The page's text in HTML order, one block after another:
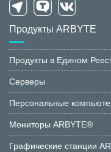
Продукты ARBYTE
Продукты в Едином
Серверы
Персональные
Мониторы ARBYTE®
Графические станции